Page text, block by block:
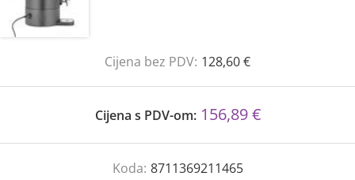
Cijena bez PDV: 128,60 €
Cijena s PDV-om: 156,89 €
Koda: 8711369211465